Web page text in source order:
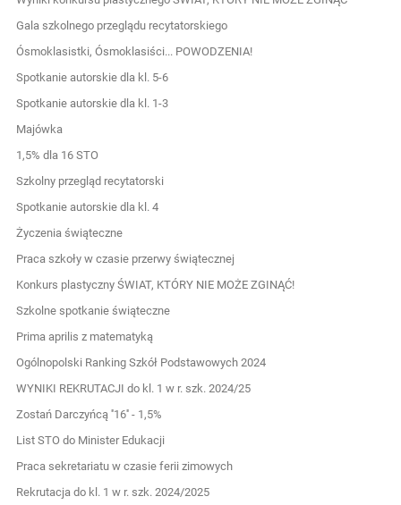
Gala szkolnego przeglądu recytatorskiego
Ósmoklasistki, Ósmoklasiści... POWODZENIA!
Spotkanie autorskie dla kl. 5-6
Spotkanie autorskie dla kl. 1-3
Majówka
1,5% dla 16 STO
Szkolny przegląd recytatorski
Spotkanie autorskie dla kl. 4
Życzenia świąteczne
Praca szkoły w czasie przerwy świątecznej
Konkurs plastyczny ŚWIAT, KTÓRY NIE MOŻE ZGINĄĆ!
Szkolne spotkanie świąteczne
Prima aprilis z matematyką
Ogólnopolski Ranking Szkół Podstawowych 2024
WYNIKI REKRUTACJI do kl. 1 w r. szk. 2024/25
Zostań Darczyńcą ''16'' - 1,5%
List STO do Minister Edukacji
Praca sekretariatu w czasie ferii zimowych
Rekrutacja do kl. 1 w r. szk. 2024/2025